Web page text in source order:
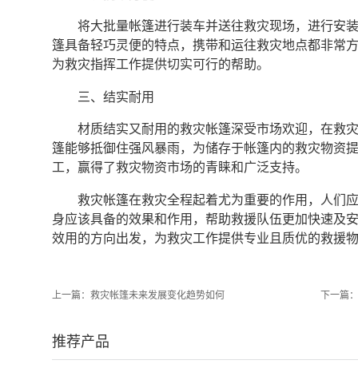
将大批量帐篷进行装车并送往救灾现场，进行安
篷具备轻巧灵便的特点，携带和运往救灾地点都非常
为救灾指挥工作提供切实可行的帮助。
三、结实耐用
材质结实又耐用的救灾帐篷深受市场欢迎，在救
篷能够抵御住强风暴雨，为储存于帐篷内的救灾物资
工，赢得了救灾物资市场的青睐和广泛支持。
救灾帐篷在救灾全程起着尤为重要的作用，人们
身应该具备的效果和作用，帮助救援队伍更加快速及
效用的方向出发，为救灾工作提供专业且质优的救援
上一篇： 救灾帐篷未来发展变化趋势如何 下一篇：
推荐产品